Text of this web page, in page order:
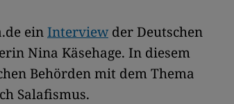
einInterviewder Deutschen
Nina Käsehage. In diesem
Behörden mit dem Thema
Salafismus.